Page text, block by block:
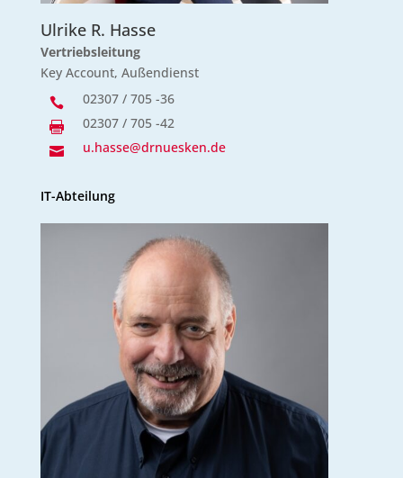
Ulrike R. Hasse
Vertriebsleitung
Key Account, Außendienst
 02307 / 705 -36
 02307 / 705 -42
 u.hasse@drnuesken.de
IT-Abteilung